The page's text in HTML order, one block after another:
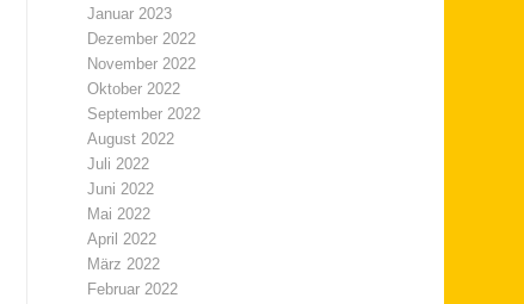
Januar 2023
Dezember 2022
November 2022
Oktober 2022
September 2022
August 2022
Juli 2022
Juni 2022
Mai 2022
April 2022
März 2022
Februar 2022